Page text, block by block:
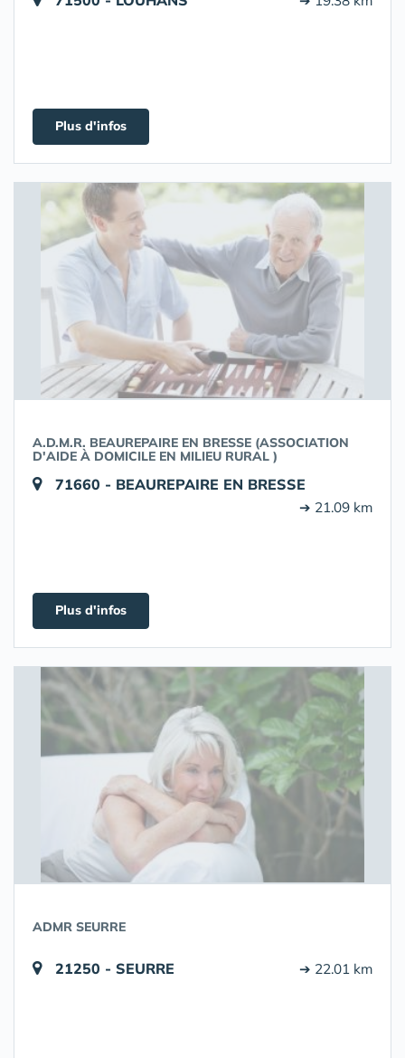
Plus d'infos
A.D.M.R. BEAUREPAIRE EN BRESSE (ASSOCIATION
D'AIDE À DOMICILE EN MILIEU RURAL )
71660 - BEAUREPAIRE EN BRESSE
➔ 21.09 km
Plus d'infos
ADMR SEURRE
21250 - SEURRE ➔ 22.01 km